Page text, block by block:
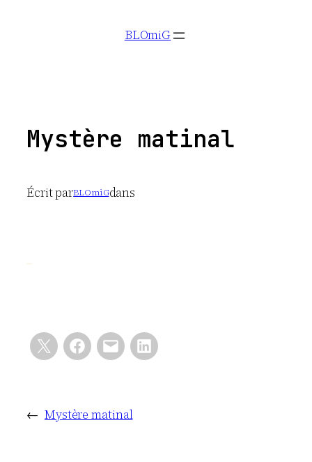
BLOmiG
Mystère matinal
Écrit parBLOmiGdans
← Mystère matinal